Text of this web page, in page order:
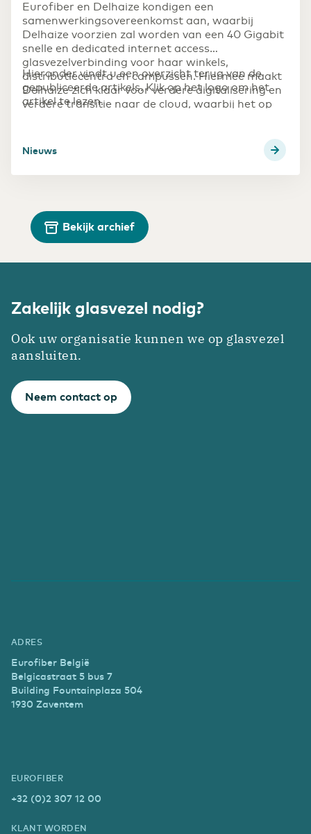
Eurofiber en Delhaize kondigen een
samenwerkingsovereenkomst aan, waarbij
Delhaize voorzien zal worden van een 40 Gigabit
snelle en dedicated internet access
glasvezelverbinding voor haar winkels,
distributiecentra en campussen. Hiermee maakt
Delhaize zich klaar voor verdere digitalisering en
verdere transitie naar de cloud, waarbij het op
maken van een datacenter in de cloud.
Hieronder vindt u een overzicht terug van de
gepubliceerde artikels. Klik op het logo om het
artikel te lezen.
Nieuws
Bekijk archief
Zakelijk glasvezel nodig?
Ook uw organisatie kunnen we op glasvezel
aansluiten.
Neem contact op
ADRES
Eurofiber België
Belgicastraat 5 bus 7
Building Fountainplaza 504
1930 Zaventem
EUROFIBER
+32 (0)2 307 12 00
KLANT WORDEN